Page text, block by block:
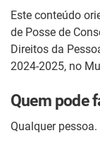
Este conteúdo
de Posse de
Direitos da
2024-2025, no
Quem pode
Qualquer pessoa.